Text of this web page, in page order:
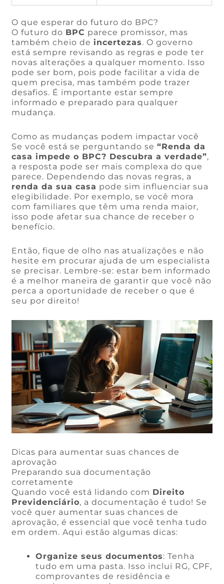
O que esperar do futuro do BPC?
O futuro do BPC parece promissor, mas
também cheio de incertezas. O governo
está sempre revisando as regras e pode ter
novas alterações a qualquer momento. Isso
pode ser bom, pois pode facilitar a vida de
quem precisa, mas também pode trazer
desafios. É importante estar sempre
informado e preparado para qualquer
mudança.
Como as mudanças podem impactar você
Se você está se perguntando se“Renda da
casa impede o BPC? Descubra a verdade”,
a resposta pode ser mais complexa do que
parece. Dependendo das novas regras, a
renda da sua casa pode sim influenciar sua
elegibilidade. Por exemplo, se você mora
com familiares que têm uma renda maior,
isso pode afetar sua chance de receber o
benefício.
Então, fique de olho nas atualizações e não
hesite em procurar ajuda de um especialista
se precisar. Lembre-se: estar bem informado
é a melhor maneira de garantir que você não
perca a oportunidade de receber o que é
seu por direito!
Dicas para aumentar suas chances de
aprovação
Preparando sua documentação
corretamente
Quando você está lidando com Direito
Previdenciário, a documentação é tudo! Se
você quer aumentar suas chances de
aprovação, é essencial que você tenha tudo
em ordem. Aqui estão algumas dicas:
Organize seus documentos: Tenha
tudo em uma pasta. Isso inclui RG, CPF,
comprovantes de residência e